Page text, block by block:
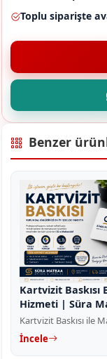
Toplu siparişte
Benzer
Kartvizit
Hizmeti | Süra
Kartvizit Baskısı ile
İncele